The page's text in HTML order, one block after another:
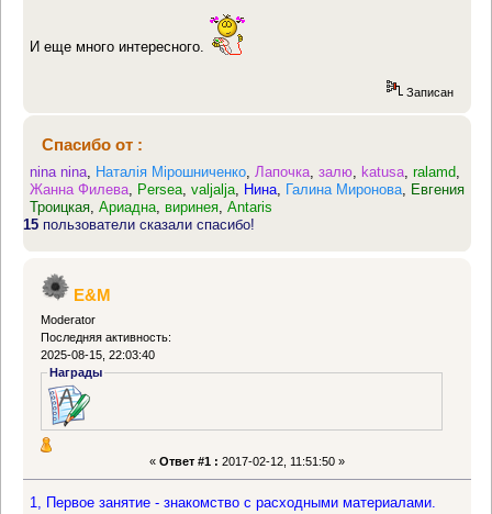
И еще много интересного.
Записан
Спасибо от :
nina nina Наталія Мірошниченко Лапочка ,залю katusa ,ralamd
Жанна Филева
Persea ,valjalja Нина Галина Миронова
Евгения
Троицкая ,Ариадна виринея ,Antaris
15 пользователи сказали спасибо!
E&M
Moderator
Последняя активность:
2025-08-15, 22:03:40
Награды
« Ответ #1 : 2017-02-12, 11:51:50 »
1, Первое занятие - знакомство с расходными материалами.